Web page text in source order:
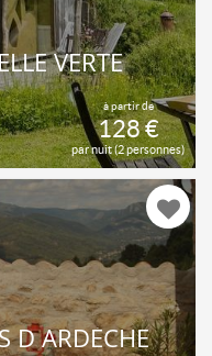
à partir de
128 €
par nuit (2 personnes)
VERTE
D ARDÈCHE